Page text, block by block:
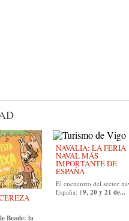
Beade: la
NAVALIA: LA FERIA
NAVAL MÁS
IMPORTANTE DE
ESPAÑA
El encuentro del sector
España: 19, 20 y 21 de...